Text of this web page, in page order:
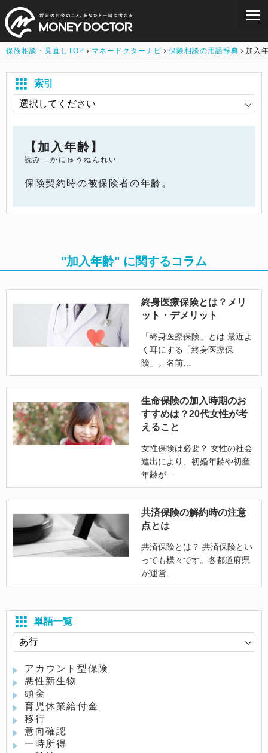
保険相談・見直しTOP マネードクターナビ 保険相談の用語辞典 加入
索引
【加入年齢】
読み : かにゅうねんれい
保険契約時の被保険者の年齢。
"加入年齢" に関するコラム
終身医療保険とは？メリ
ット・デメリット
「終身医療保険」とは 最近よ
く耳にする「終身医療保
険」。名前
生命保険の加入時期のお
すすめは？20代女性が考
えること
女性保険は必要？ 女性の社会
進出により、初婚年齢や初産
年齢が
共済保険の解約時の注意
点とは
共済保険とは？ 共済保険とい
っても様々です。各都道府県
が運営
単語一覧
アカウント型保険
悪性新生物
頭金
育児休業給付金
移行
意向確認
一時所得